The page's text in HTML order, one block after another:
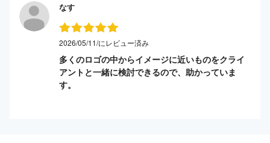
なす
2026/05/11/にレビュー済み
多くのロゴの中からイメージに近いものをクライ
アントと一緒に検討できるので、助かっていま
す。